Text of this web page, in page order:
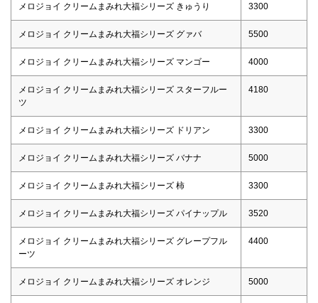
メロジョイ クリームまみれ大福シリーズ きゅうり 3300
メロジョイ クリームまみれ大福シリーズ グァバ 5500
メロジョイ クリームまみれ大福シリーズ マンゴー 4000
メロジョイ クリームまみれ大福シリーズ スターフルー
ツ
4180
メロジョイ クリームまみれ大福シリーズ ドリアン 3300
メロジョイ クリームまみれ大福シリーズ バナナ 5000
メロジョイ クリームまみれ大福シリーズ 柿 3300
メロジョイ クリームまみれ大福シリーズ パイナップル 3520
メロジョイ クリームまみれ大福シリーズ グレープフル
ーツ
4400
メロジョイ クリームまみれ大福シリーズ オレンジ 5000